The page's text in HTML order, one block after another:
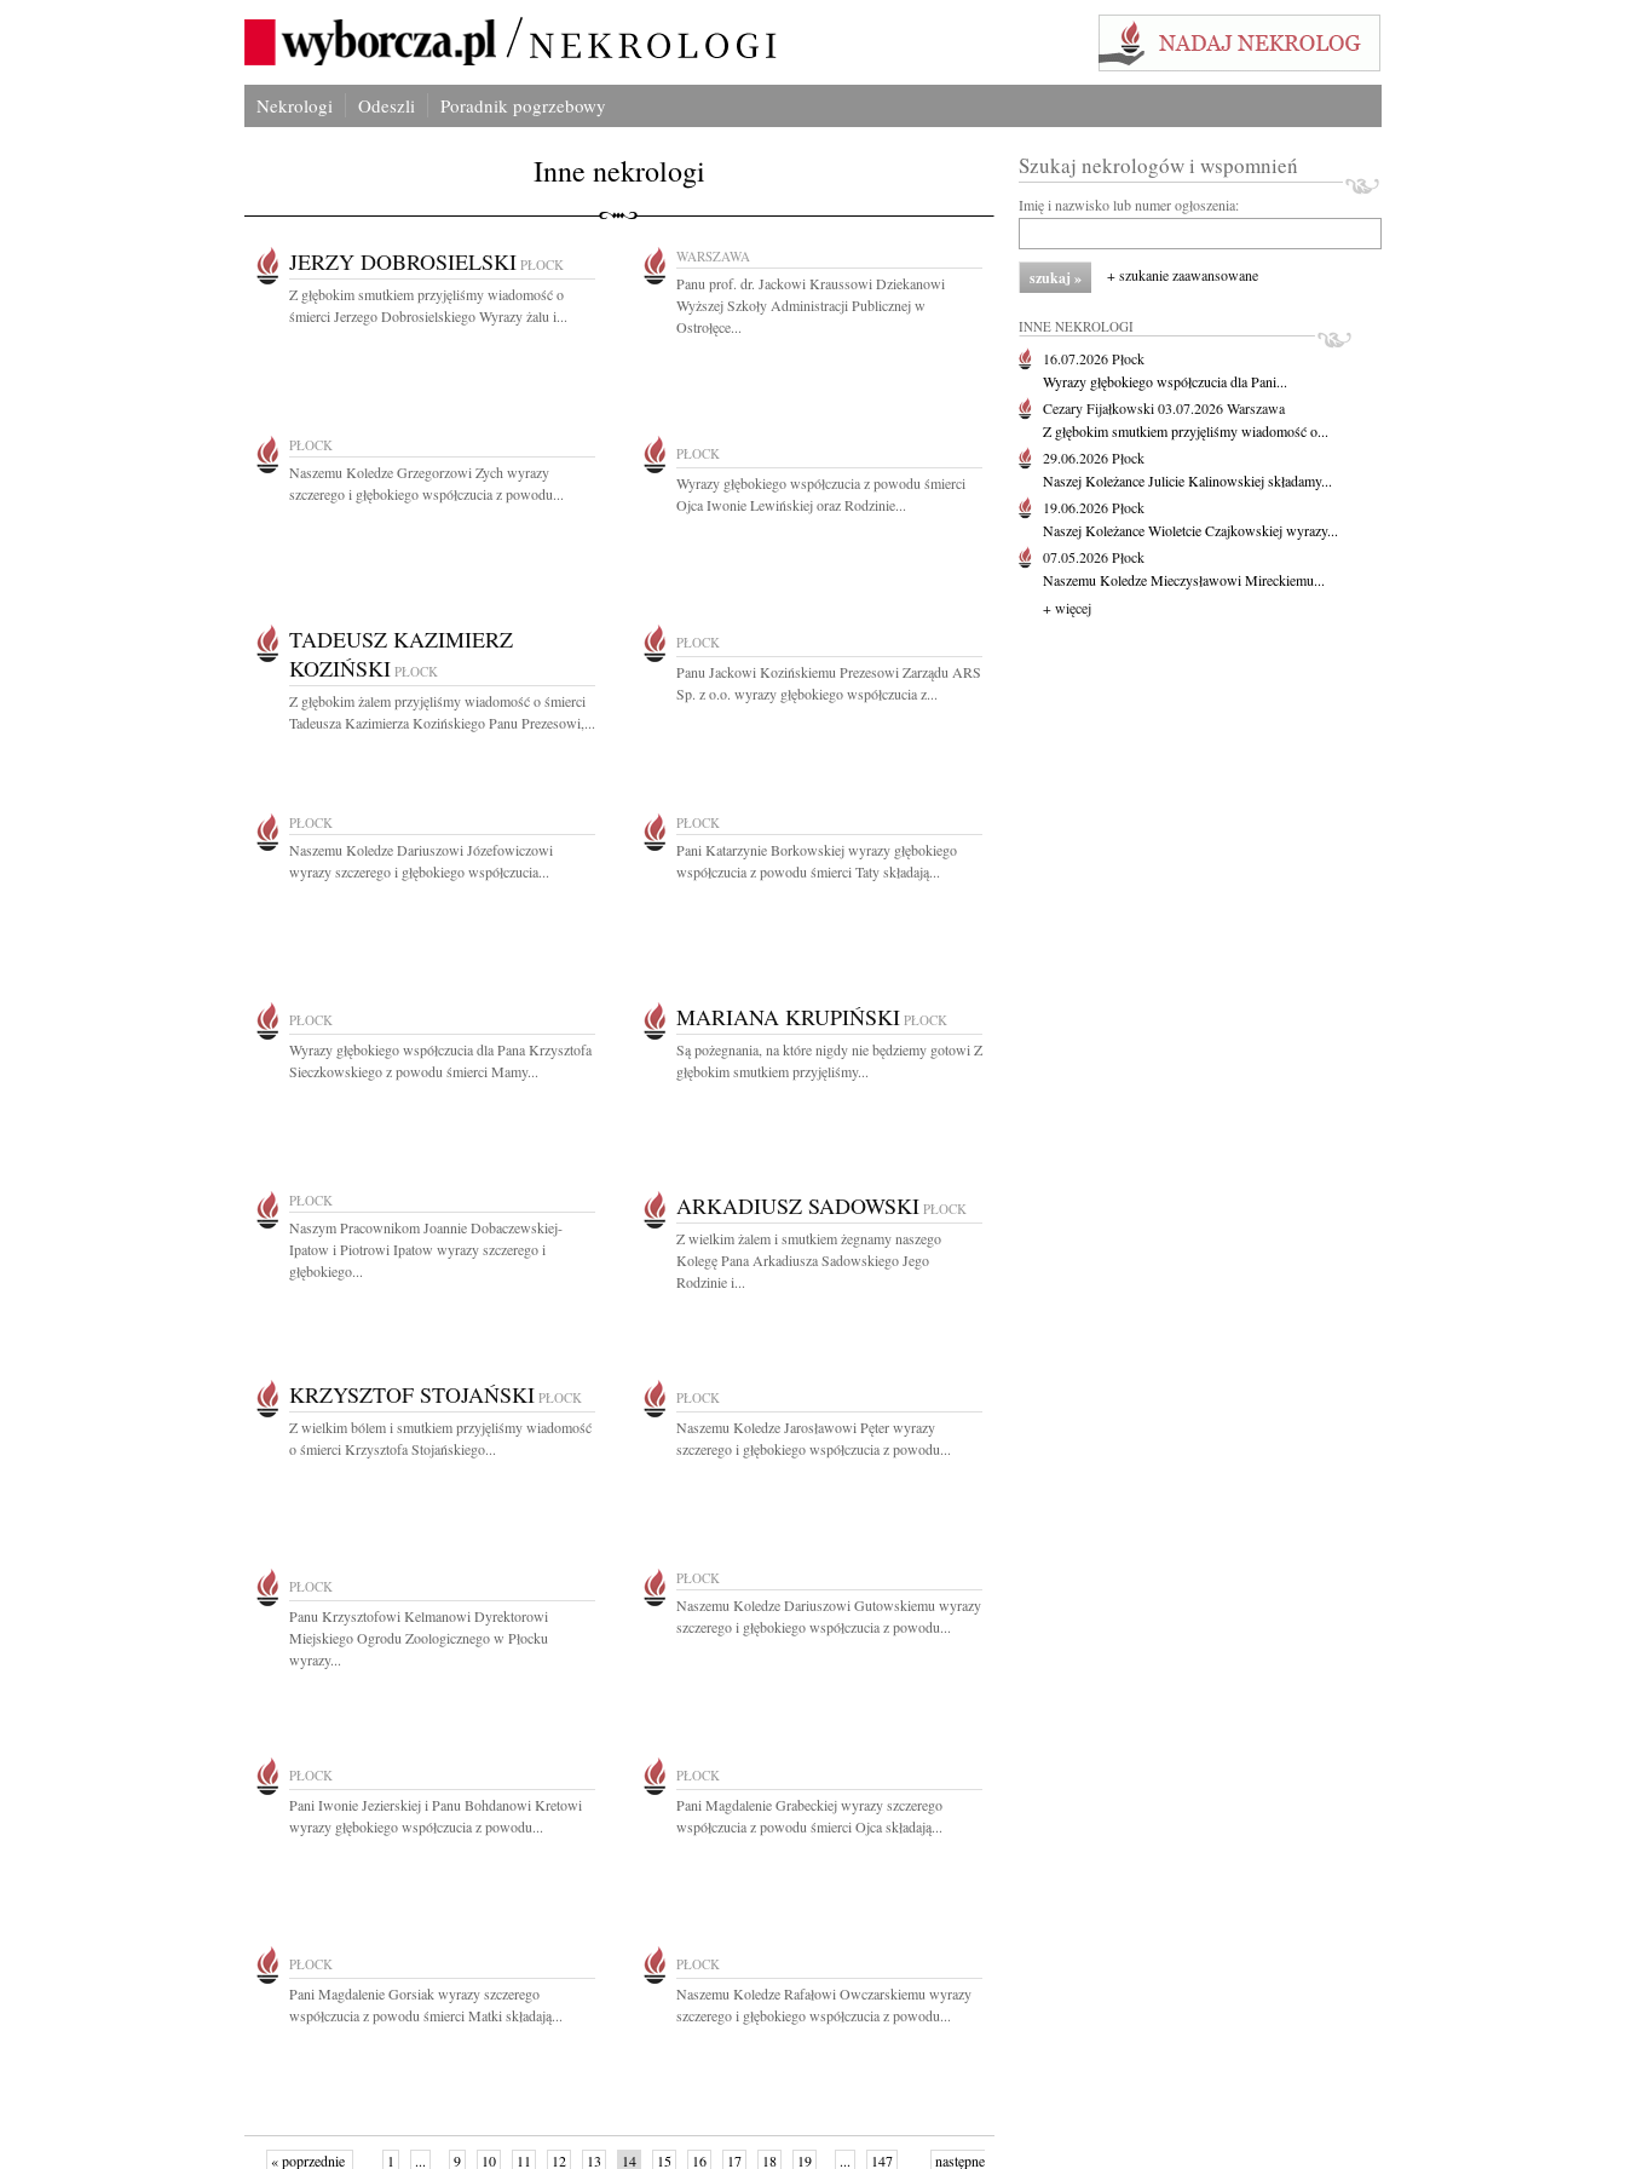
Nekrologi Odeszli Poradnik pogrzebowy
Inne nekrologi
JERZY DOBROSIELSKI PŁOCK
Z głębokim smutkiem przyjęliśmy wiadomość o
śmierci Jerzego Dobrosielskiego Wyrazy żalu i...
WARSZAWA
Panu prof. dr. Jackowi Kraussowi Dziekanowi
Wyższej Szkoły Administracji Publicznej w
Ostrołęce...
PŁOCK
Naszemu Koledze Grzegorzowi Zych wyrazy
szczerego i głębokiego współczucia z powodu...
PŁOCK
Wyrazy głębokiego współczucia z powodu śmierci
Ojca Iwonie Lewińskiej oraz Rodzinie...
TADEUSZ KAZIMIERZ
KOZIŃSKI PŁOCK
Z głębokim żalem przyjęliśmy wiadomość o śmierci
Tadeusza Kazimierza Kozińskiego Panu Prezesowi,...
PŁOCK
Panu Jackowi Kozińskiemu Prezesowi Zarządu ARS
Sp. z o.o. wyrazy głębokiego współczucia z...
PŁOCK
Naszemu Koledze Dariuszowi Józefowiczowi
wyrazy szczerego i głębokiego współczucia...
PŁOCK
Pani Katarzynie Borkowskiej wyrazy głębokiego
współczucia z powodu śmierci Taty składają...
PŁOCK
Wyrazy głębokiego współczucia dla Pana Krzysztofa
Sieczkowskiego z powodu śmierci Mamy...
MARIANA KRUPIŃSKI PŁOCK
Są pożegnania, na które nigdy nie będziemy gotowi Z
głębokim smutkiem przyjęliśmy...
PŁOCK
Naszym Pracownikom Joannie Dobaczewskiej-
Ipatow i Piotrowi Ipatow wyrazy szczerego i
głębokiego...
ARKADIUSZ SADOWSKI PŁOCK
Z wielkim żalem i smutkiem żegnamy naszego
Kolegę Pana Arkadiusza Sadowskiego Jego
Rodzinie i...
KRZYSZTOF STOJAŃSKI PŁOCK
Z wielkim bólem i smutkiem przyjęliśmy wiadomość
o śmierci Krzysztofa Stojańskiego...
PŁOCK
Naszemu Koledze Jarosławowi Pęter wyrazy
szczerego i głębokiego współczucia z powodu...
PŁOCK
Panu Krzysztofowi Kelmanowi Dyrektorowi
Miejskiego Ogrodu Zoologicznego w Płocku
wyrazy...
PŁOCK
Naszemu Koledze Dariuszowi Gutowskiemu wyrazy
szczerego i głębokiego współczucia z powodu...
PŁOCK
Pani Iwonie Jezierskiej i Panu Bohdanowi Kretowi
wyrazy głębokiego współczucia z powodu...
PŁOCK
Pani Magdalenie Grabeckiej wyrazy szczerego
współczucia z powodu śmierci Ojca składają...
PŁOCK
Pani Magdalenie Gorsiak wyrazy szczerego
współczucia z powodu śmierci Matki składają...
PŁOCK
Naszemu Koledze Rafałowi Owczarskiemu wyrazy
szczerego i głębokiego współczucia z powodu...
« poprzednie 1 ... 9 10 11 12 13 14 15 16 17 18 19 ... 147 następne
Szukaj nekrologów i wspomnień
Imię i nazwisko lub numer ogłoszenia:
+ szukanie zaawansowane
INNE NEKROLOGI
16.07.2026Płock
Wyrazy głębokiego współczucia dla Pani...
Cezary Fijałkowski03.07.2026Warszawa
Z głębokim smutkiem przyjęliśmy wiadomość o...
29.06.2026Płock
Naszej Koleżance Julicie Kalinowskiej składamy...
19.06.2026Płock
Naszej Koleżance Wioletcie Czajkowskiej wyrazy...
07.05.2026Płock
Naszemu Koledze Mieczysławowi Mireckiemu...
+ więcej